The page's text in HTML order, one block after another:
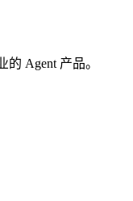
Agent 产品。